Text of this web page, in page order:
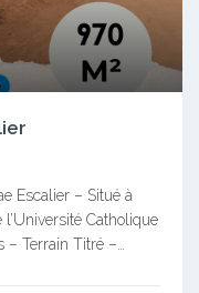
Escalier – Situé à
Catholique
Terrain Titré –…